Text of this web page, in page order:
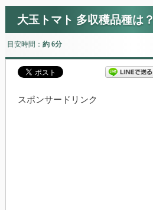
大玉トマト 多収穫品種は？
目安時間： 約 6分
スポンサードリンク